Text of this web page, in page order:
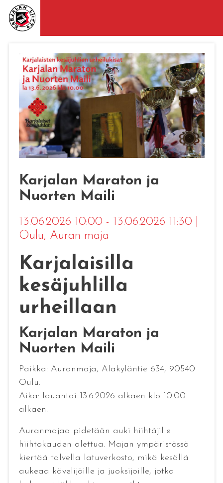
Karjalan Maraton ja
Nuorten Maili
13.06.2026 10:00 - 13.06.2026 11:30
Oulu, Auran maja
Karjalaisilla
kesäjuhlilla
urheillaan
Karjalan Maraton ja
Nuorten Maili
Paikka: Auranmaja, Alakyläntie 634, 90540
Oulu.
Aika: lauantai 13.6.2026 alkaen klo 10.00
alkaen.
Auranmajaa pidetään auki hiihtäjille
hiihtokauden alettua. Majan ympäristössä
kiertää talvella latuverkosto, mikä kesällä
aukeaa kävelijöille ja juoksijoille, jotka